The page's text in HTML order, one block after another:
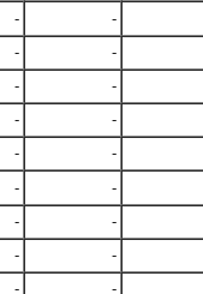
- -
- -
- -
- -
- -
- -
- -
- -
- -